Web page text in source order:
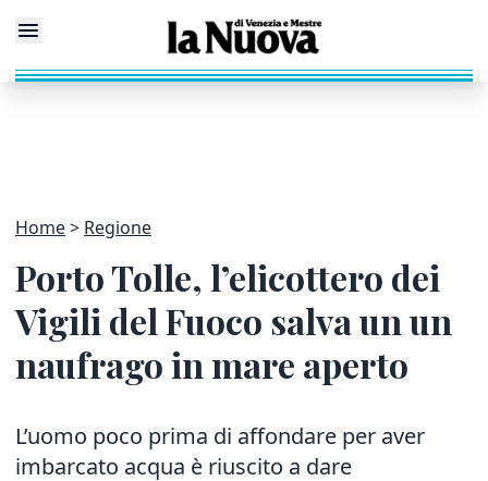
Home Regione
Porto Tolle, l’elicottero dei
Vigili del Fuoco salva un un
naufrago in mare aperto
L’uomo poco prima di affondare per aver
imbarcato acqua è riuscito a dare